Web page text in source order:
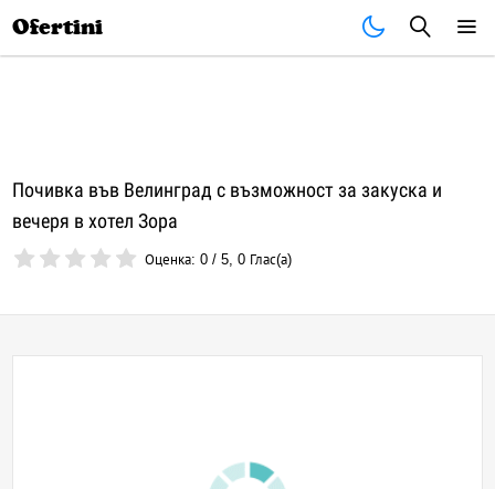
Ofertini
Почивка във Велинград с възможност за закуска и
вечеря в хотел Зора
Оценка:0 /5,0 Глас(а)